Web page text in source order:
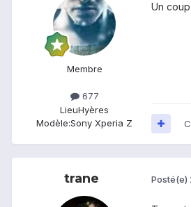
Membre
677
LieuHyères
Modèle:Sony Xperia Z
Un
trane Posté(e)